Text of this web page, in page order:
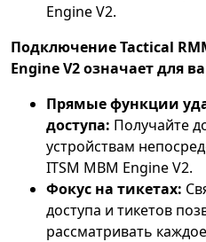
Engine V2.
Подключение Tactical
Engine V2 означает для
Прямые функции
доступа: Получайте
устройствам
ITSM MBM Engine V2.
Фокус на тикетах:
доступа и тикетов
рассматривать